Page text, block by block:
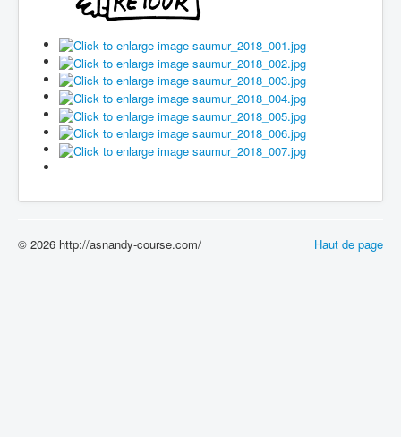
Haut de page
© 2026 http://asnandy-course.com/